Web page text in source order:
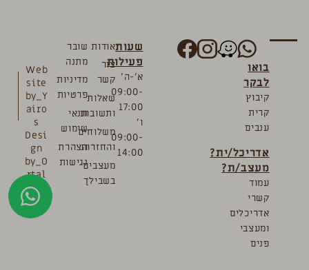
בואו
לבקר
קיבוץ
קרית
ענבים
אדריכל/ית?
מעצב/ת?
עמוד
קשרי
אדריכלים
ומעצבי
פנים
שעות
פעילות
א’-ה’
09:00-
17:00
ו’
09:00-
14:00
אודות
צור
קשר
שאלות
ותשובות
משלוחים
והחזרות
מעצבים
בשבילך
שובר
מתנה
מדיניות
פרטיות
תנאי
שימוש
הצהרת
נגישות
Web
site
by_Y
airo
s
Desi
gn
by_O
rtal
Bre
mler